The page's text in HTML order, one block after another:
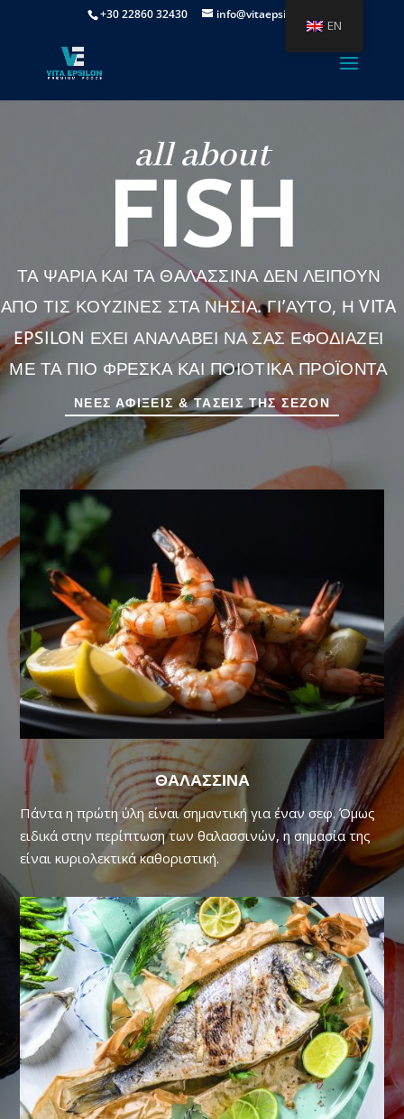
+30 22860 32430 info@vitaepsilon.gr
all about
FISH
ΤΑ ΨΑΡΙΑ ΚΑΙ ΤΑ ΘΑΛΑΣΣΙΝΑ ΔΕΝ ΛΕΙΠΟΥΝ
ΑΠΟ ΤΙΣ ΚΟΥΖΙΝΕΣ ΣΤΑ ΝΗΣΙΑ. ΓΙ’ΑΥΤΟ, Η VITA
EPSILON ΕΧΕΙ ΑΝΑΛΑΒΕΙ ΝΑ ΣΑΣ ΕΦΟΔΙΑΖΕΙ
ΜΕ ΤΑ ΠΙΟ ΦΡΕΣΚΑ ΚΑΙ ΠΟΙΟΤΙΚΑ ΠΡΟΪΟΝΤΑ
ΝΕΕΣ ΑΦΙΞΕΙΣ & ΤΑΣΕΙΣ ΤΗΣ ΣΕΖΟΝ
ΘΑΛΑΣΣΙΝΑ
Πάντα η πρώτη ύλη είναι σημαντική για έναν σεφ. Όμως
ειδικά στην περίπτωση των θαλασσινών, η σημασία της
είναι κυριολεκτικά καθοριστική.
EN